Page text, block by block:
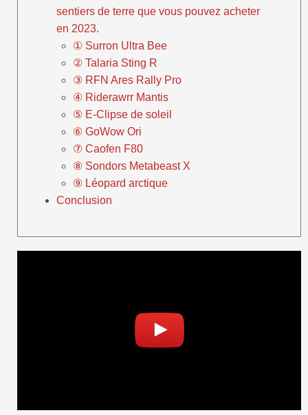
sentiers de terre que vous pouvez acheter
en 2023.
① Surron Ultra Bee
② Talaria Sting R
③ RFN Ares Rally Pro
④ Riderawrr Mantis
⑤ E-Clipse de soleil
⑥ GoWow Ori
⑦ Caofen F80
⑧ Sondors Metabeast X
⑨ Léopard arctique
Conclusion